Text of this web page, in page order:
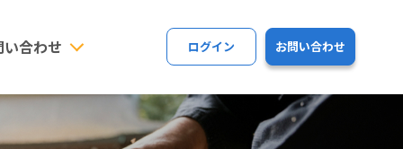
合わせ ログイン お問い合わせ